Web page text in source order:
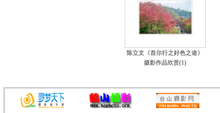
陈立文《首尔行之好色之途》
摄影作品欣赏(1)